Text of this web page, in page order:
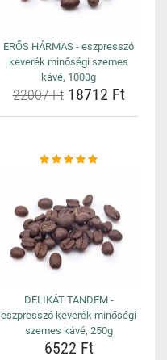
ERŐS HÁRMAS - eszpresszó
keverék minőségi szemes
kávé, 1000g
22007 Ft18712 Ft
DELIKÁT TANDEM -
eszpresszó keverék minőségi
szemes kávé, 250g
6522 Ft